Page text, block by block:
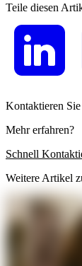
Teile diesen
Kontaktieren
Mehr erfahren?
Schnell
Weitere Artikel